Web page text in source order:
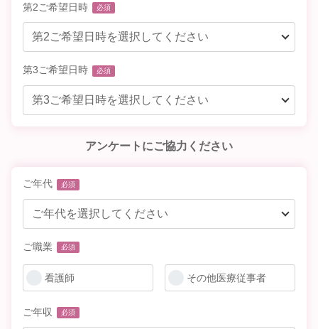
第2ご希望日時 必須
第3ご希望日時 必須
アンケートにご協力ください
ご年代 必須
ご職業 必須
看護師 その他医療従事者
ご年収 必須